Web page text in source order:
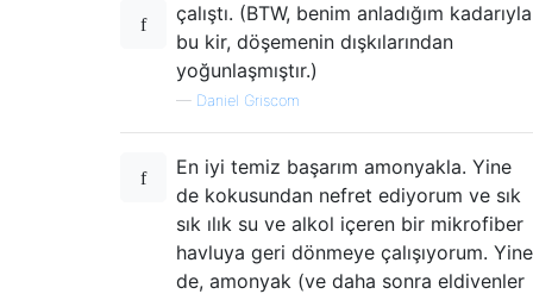
çalıştı. (BTW, benim anladığım kadarıyla
bu kir, döşemenin dışkılarından
yoğunlaşmıştır.)
— Daniel Griscom
En iyi temiz başarım amonyakla. Yine
de kokusundan nefret ediyorum ve sık
sık ılık su ve alkol içeren bir mikrofiber
havluya geri dönmeye çalışıyorum. Yine
de, amonyak (ve daha sonra eldivenler